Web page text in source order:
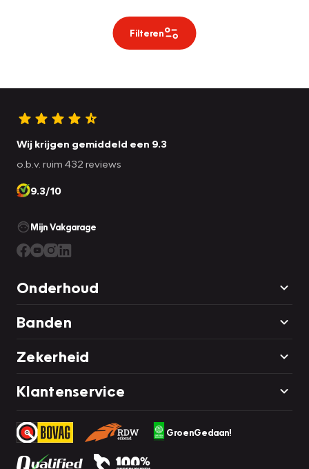
Filteren
Wij krijgen gemiddeld een 9.3
o.b.v. ruim 432 reviews
9.3/10
Mijn Vakgarage
Onderhoud
Banden
Zekerheid
Klantenservice
GroenGedaan!